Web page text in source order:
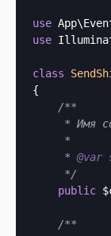
use
use
class
{
/**
* Имя
     *
     *
@var
     */
public
/**